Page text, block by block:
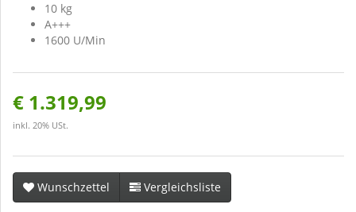
10 kg
A+++
1600 U/Min
€ 1.319,99
inkl. 20% USt.
Wunschzettel Vergleichsliste